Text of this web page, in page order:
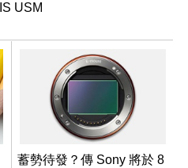
USM
蓄勢待發？傳 Sony 將於 8